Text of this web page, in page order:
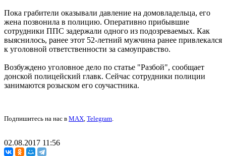
Пока грабители оказывали давление на домовладельца, его
жена позвонила в полицию. Оперативно прибывшие
сотрудники ППС задержали одного из подозреваемых. Как
выяснилось, ранее этот 52-летний мужчина ранее привлекался
к уголовной ответственности за самоуправство.
Возбуждено уголовное дело по статье "Разбой", сообщает
донской полицейский главк. Сейчас сотрудники полиции
занимаются розыском его соучастника.
Подпишитесь на нас в MAX, Telegram.
02.08.2017 11:56